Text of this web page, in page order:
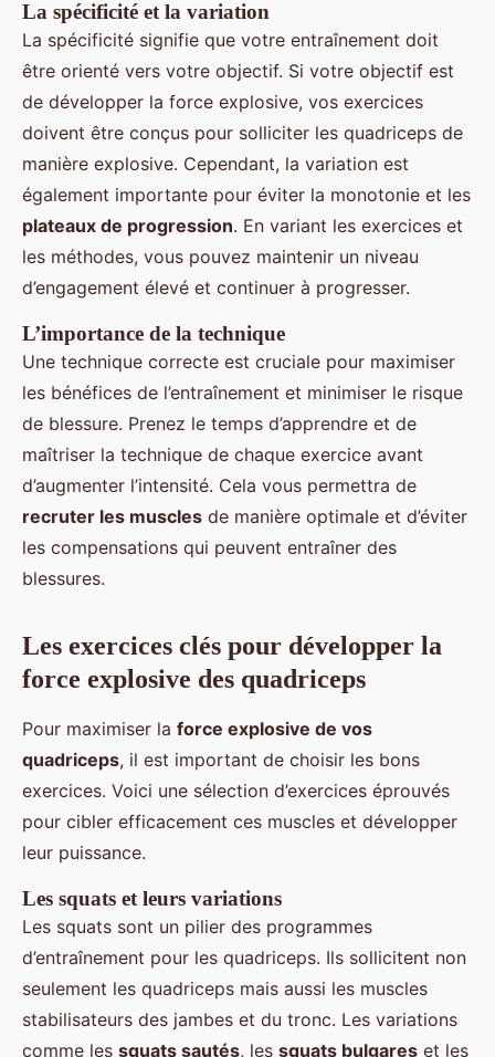
La spécificité et la variation
La spécificité signifie que votre entraînement doit
être orienté vers votre objectif. Si votre objectif est
de développer la force explosive, vos exercices
doivent être conçus pour solliciter les quadriceps de
manière explosive. Cependant, la variation est
également importante pour éviter la monotonie et les
plateaux de progression. En variant les exercices et
les méthodes, vous pouvez maintenir un niveau
d’engagement élevé et continuer à progresser.
L’importance de la technique
Une technique correcte est cruciale pour maximiser
les bénéfices de l’entraînement et minimiser le risque
de blessure. Prenez le temps d’apprendre et de
maîtriser la technique de chaque exercice avant
d’augmenter l’intensité. Cela vous permettra de
recruter les muscles de manière optimale et d’éviter
les compensations qui peuvent entraîner des
blessures.
Les exercices clés pour développer la
force explosive des quadriceps
Pour maximiser la force explosive de vos
quadriceps, il est important de choisir les bons
exercices. Voici une sélection d’exercices éprouvés
pour cibler efficacement ces muscles et développer
leur puissance.
Les squats et leurs variations
Les squats sont un pilier des programmes
d’entraînement pour les quadriceps. Ils sollicitent non
seulement les quadriceps mais aussi les muscles
stabilisateurs des jambes et du tronc. Les variations
comme les squats sautés, les squats bulgares et les